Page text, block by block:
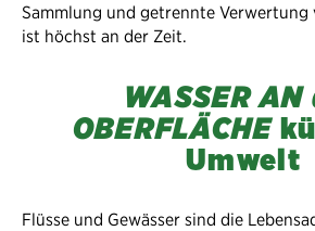
Sammlung und getrennte Verwertung
ist höchst an der Zeit.
WASSER
OBERFLÄCHE
Umwelt
Flüsse und Gewässer sind die